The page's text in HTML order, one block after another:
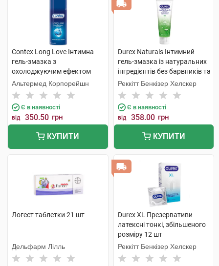
Contex Long Love Інтимна
гель-змазка з
охолоджуючим ефектом
гель 100 мл 1 флакон
Альтермед Корпорейшн
Є в наявності
від 350.50 грн
КУПИТИ
Durex Naturals Інтимний
гель-змазка із натуральних
інгредієнтів без барвників та
ароматизаторів 100 мл 1
туба
Реккітт Бенкізер Хелскер
Є в наявності
від 358.00 грн
КУПИТИ
Логест таблетки 21 шт
Дельфарм Лілль
Durex XL Презервативи
латексні тонкі, збільшеного
розміру 12 шт
Реккітт Бенкізер Хелскер